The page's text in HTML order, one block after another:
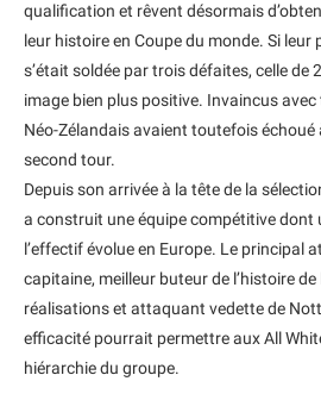
qualification et rêvent désormais
leur histoire en Coupe du monde. Si
s’était soldée par trois défaites, celle de
image bien plus positive. Invaincus
Néo-Zélandais avaient toutefois échoué
second tour.
Depuis son arrivée à la tête de la
a construit une équipe compétitive dont
l’effectif évolue en Europe. Le principal
capitaine, meilleur buteur de l’histoire
réalisations et attaquant vedette de
efficacité pourrait permettre aux All
hiérarchie du groupe.